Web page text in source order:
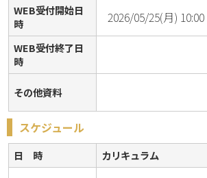
WEB受付開始日
時
2026/05/25(月) 10:00
WEB受付終了日
時
その他資料
スケジュール
日 時 カリキュラム